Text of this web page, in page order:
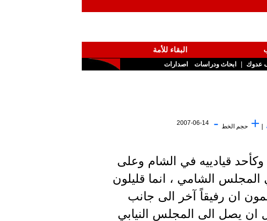
البقاء للأمة
عدوك | ابحاث ودراسات اصدارات
+ حجم الخط -
2007-06-14
قيادييه في الشام وعلى
الشامي ، انما قليلون
ان رفيقاً آخر الى جانب
ان يصل الى المجلس النيابي